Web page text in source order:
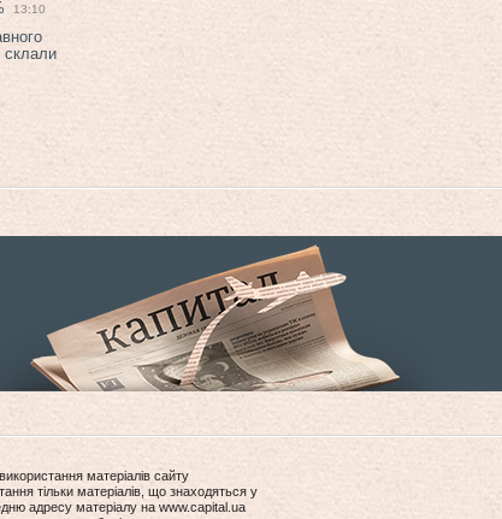
13:10
склали
матеріалів сайту
тільки матеріалів, що знаходяться у
адресу матеріалу на www.capital.ua